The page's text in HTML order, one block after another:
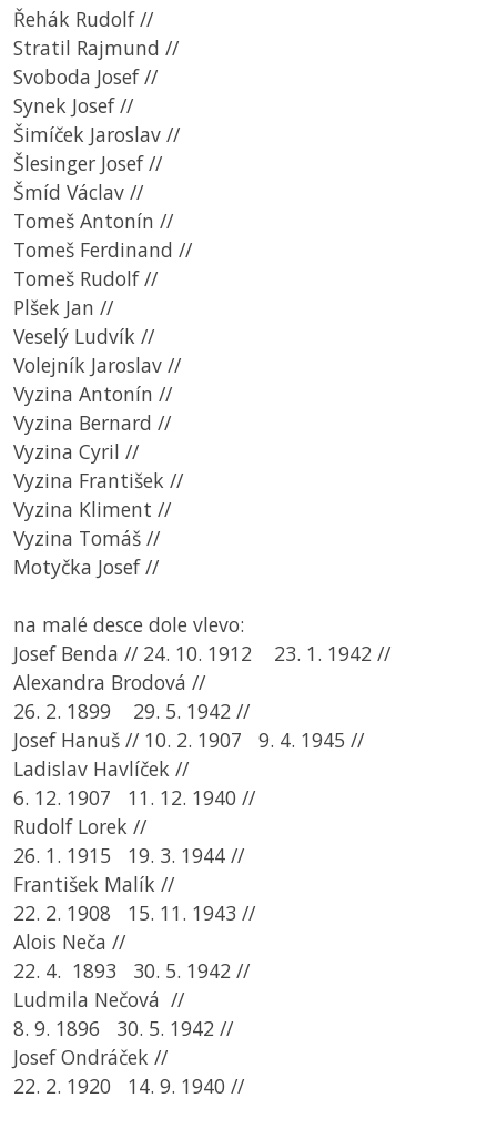
Řehák Rudolf //
Stratil Rajmund //
Svoboda Josef //
Synek Josef //
Šimíček Jaroslav //
Šlesinger Josef //
Šmíd Václav //
Tomeš Antonín //
Tomeš Ferdinand //
Tomeš Rudolf //
Plšek Jan //
Veselý Ludvík //
Volejník Jaroslav //
Vyzina Antonín //
Vyzina Bernard //
Vyzina Cyril //
Vyzina František //
Vyzina Kliment //
Vyzina Tomáš //
Motyčka Josef //
na malé desce dole vlevo:
Josef Benda // 24. 10. 1912 23. 1. 1942 //
Alexandra Brodová //
26. 2. 1899 29. 5. 1942 //
Josef Hanuš // 10. 2. 1907 9. 4. 1945 //
Ladislav Havlíček //
6. 12. 1907 11. 12. 1940 //
Rudolf Lorek //
26. 1. 1915 19. 3. 1944 //
František Malík //
22. 2. 1908 15. 11. 1943 //
Alois Neča //
22. 4. 1893 30. 5. 1942 //
Ludmila Nečová //
8. 9. 1896 30. 5. 1942 //
Josef Ondráček //
22. 2. 1920 14. 9. 1940 //